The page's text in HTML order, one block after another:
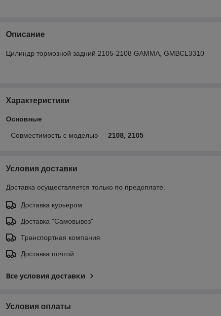
Описание
Цилиндр тормозной задний 2105-2108 GAMMA, GMBCL3310
Характеристики
Основные
Совместимость с моделью 2108, 2105
Условия доставки
Доставка осуществляется только по предоплате.
Доставка курьером
Доставка "Самовывоз"
Транспортная компания
Доставка почтой
Все условия доставки
Условия оплаты